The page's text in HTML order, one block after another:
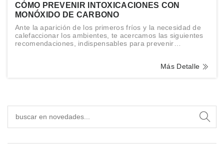
CÓMO PREVENIR INTOXICACIONES CON
MONÓXIDO DE CARBONO
Ante la aparición de los primeros fríos y la necesidad de
calefaccionar los ambientes, te acercamos las siguientes
recomendaciones, indispensables para prevenir
Más Detalle